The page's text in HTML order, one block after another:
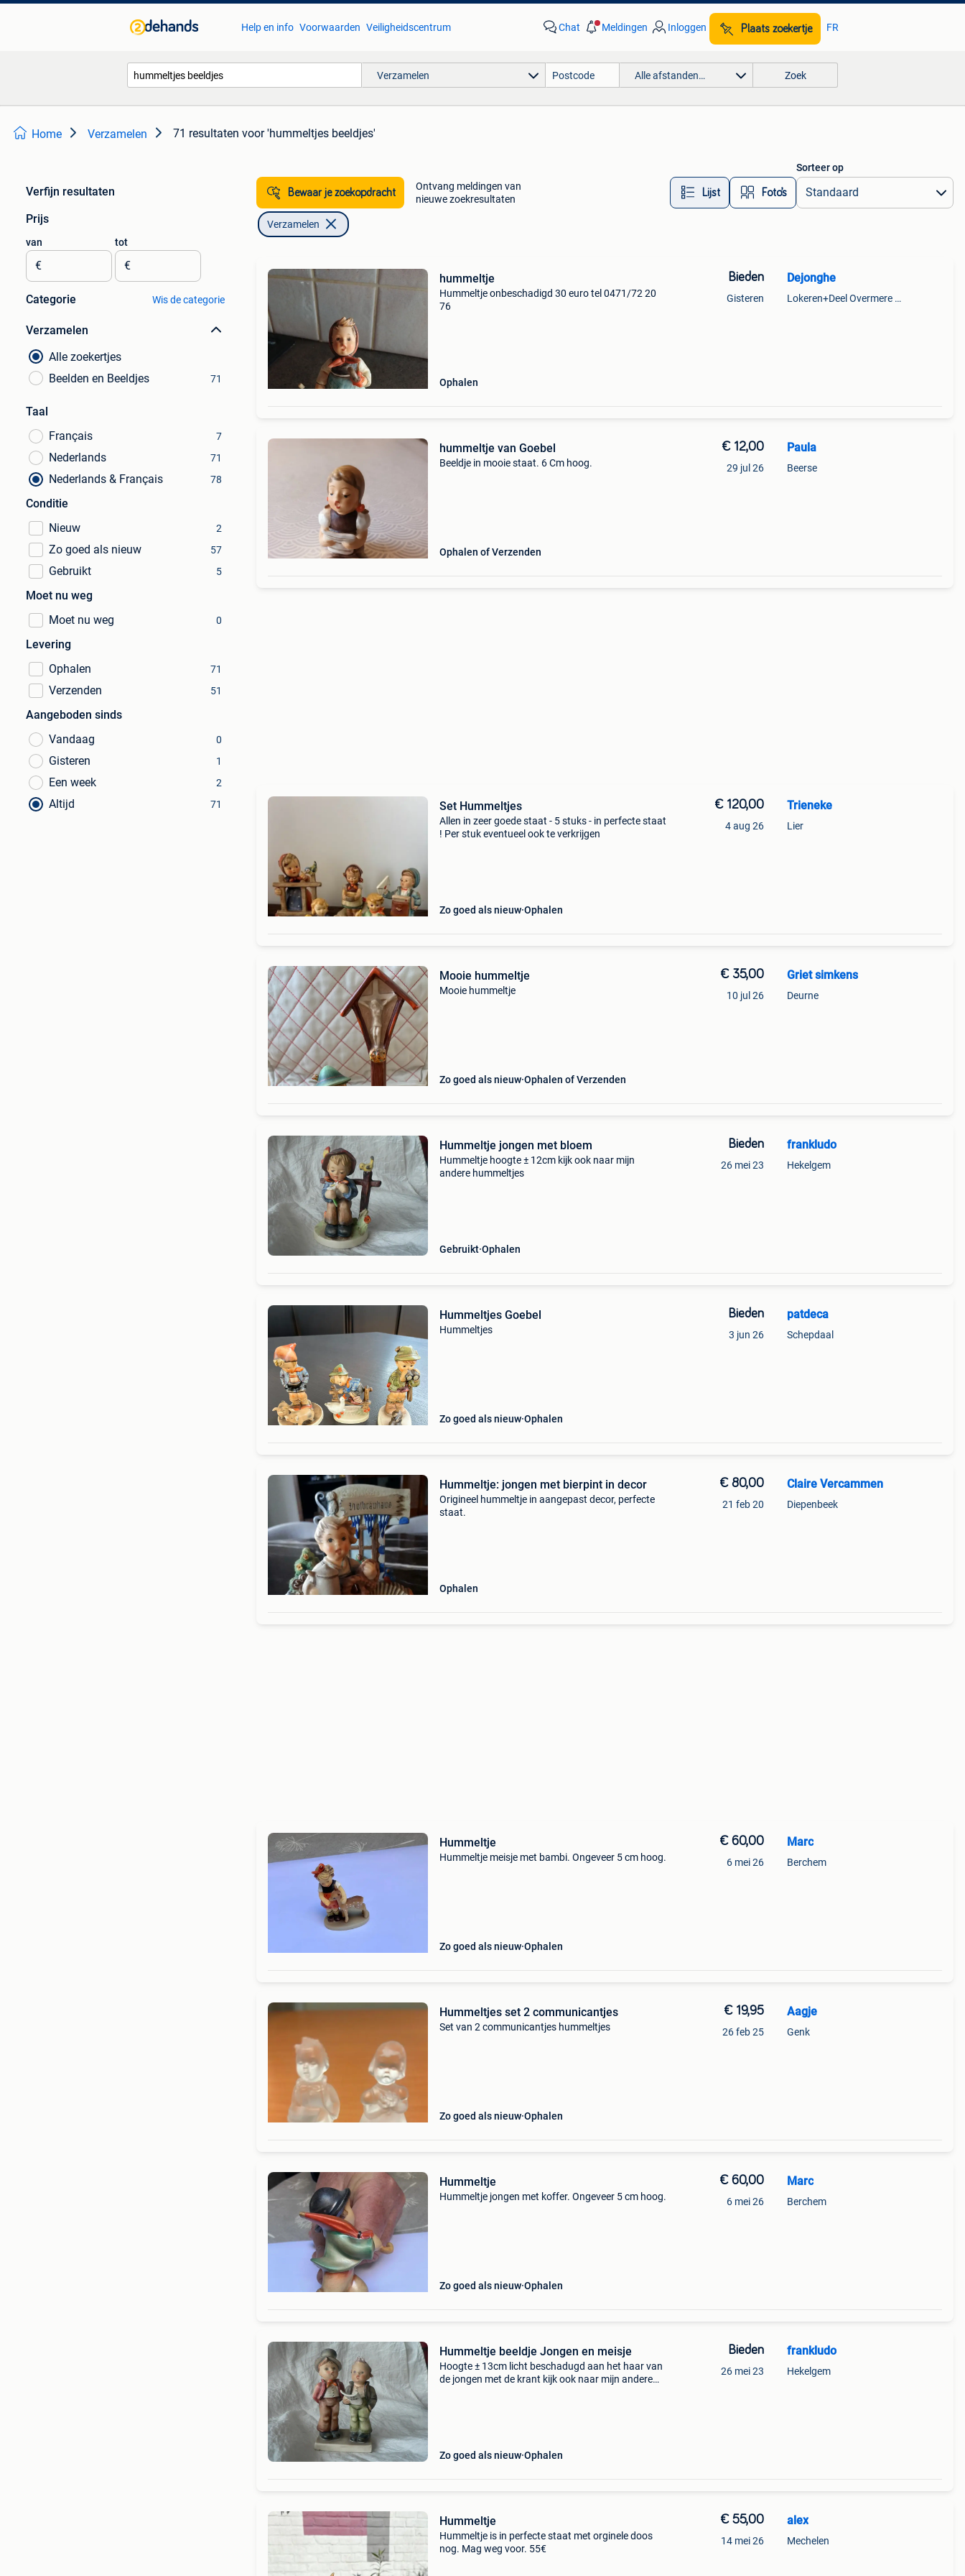
Help en info Voorwaarden Veiligheidscentrum Chat Meldingen Inloggen Plaats zoekertje FR
Verzamelen Alle afstanden… Zoek
Home Verzamelen 71 resultaten voor 'hummeltjes beeldjes'
Verfijn resultaten
Prijs
van
€
tot
€
Categorie Wis de categorie
Verzamelen
Alle zoekertjes
Beelden en Beeldjes
71
Taal
Français
7
Nederlands 71
Nederlands & Français 78
Conditie
Nieuw
2
Zo goed als nieuw 57
Gebruikt 5
Moet nu weg
Moet nu weg
0
Levering
Ophalen
71
Verzenden 51
Aangeboden sinds
Vandaag
0
Gisteren 1
Een week 2
Altijd 71
Bewaar je zoekopdracht
Ontvang meldingen van
nieuwe zoekresultaten
Lijst Foto’s
Sorteer op
Verzamelen
hummeltje
Hummeltje onbeschadigd 30 euro tel 0471/72 20
76
Ophalen
Bieden
Gisteren
Dejonghe
Lokeren+Deel Overmere En Zele
hummeltje van Goebel
Beeldje in mooie staat. 6 Cm hoog.
Ophalen of Verzenden
€ 12,00
29 jul 26
Paula
Beerse
Set Hummeltjes
Allen in zeer goede staat - 5 stuks - in perfecte staat
! Per stuk eventueel ook te verkrijgen
Zo goed als nieuw Ophalen
€ 120,00
4 aug 26
Trieneke
Lier
Mooie hummeltje
Mooie hummeltje
Zo goed als nieuw Ophalen of Verzenden
€ 35,00
10 jul 26
Griet simkens
Deurne
Hummeltje jongen met bloem
Hummeltje hoogte ± 12cm kijk ook naar mijn
andere hummeltjes
Gebruikt Ophalen
Bieden
26 mei 23
frankludo
Hekelgem
Hummeltjes Goebel
Hummeltjes
Zo goed als nieuw Ophalen
Bieden
3 jun 26
patdeca
Schepdaal
Hummeltje: jongen met bierpint in decor
Origineel hummeltje in aangepast decor, perfecte
staat.
Ophalen
€ 80,00
21 feb 20
Claire Vercammen
Diepenbeek
Hummeltje
Hummeltje meisje met bambi. Ongeveer 5 cm hoog.
Zo goed als nieuw Ophalen
€ 60,00
6 mei 26
Marc
Berchem
Hummeltjes set 2 communicantjes
Set van 2 communicantjes hummeltjes
Zo goed als nieuw Ophalen
€ 19,95
26 feb 25
Aagje
Genk
Hummeltje
Hummeltje jongen met koffer. Ongeveer 5 cm hoog.
Zo goed als nieuw Ophalen
€ 60,00
6 mei 26
Marc
Berchem
Hummeltje beeldje Jongen en meisje
Hoogte ± 13cm licht beschadugd aan het haar van
de jongen met de krant kijk ook naar mijn andere
Zo goed als nieuw Ophalen
Bieden
26 mei 23
frankludo
Hekelgem
Hummeltje
Hummeltje is in perfecte staat met orginele doos
nog. Mag weg voor. 55€
€ 55,00
14 mei 26
alex
Mechelen